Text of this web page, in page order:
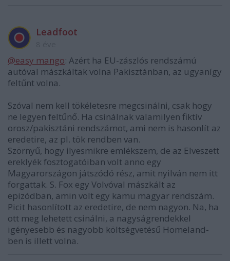
Leadfoot
@easy mango: Azért ha EU-zászlós rendszámú
autóval mászkáltak volna Pakisztánban, az ugyanígy
feltűnt volna.
Szóval nem kell tökéletesre megcsinálni, csak hogy
ne legyen feltűnő. Ha csinálnak valamilyen fiktív
orosz/pakisztáni rendszámot, ami nem is hasonlít az
eredetire, az pl. tök rendben van.
Szörnyű, hogy ilyesmikre emlékszem, de az Elveszett
ereklyék fosztogatóiban volt anno egy
Magyarországon játszódó rész, amit nyilván nem itt
forgattak. S. Fox egy Volvóval mászkált az
epizódban, amin volt egy kamu magyar rendszám.
Picit hasonlított az eredetire, de nem nagyon. Na, ha
ott meg lehetett csinálni, a nagyságrendekkel
igényesebb és nagyobb költségvetésű Homeland-
ben is illett volna.